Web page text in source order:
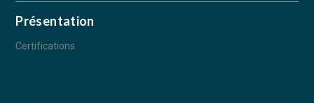
Présentation
Certifications